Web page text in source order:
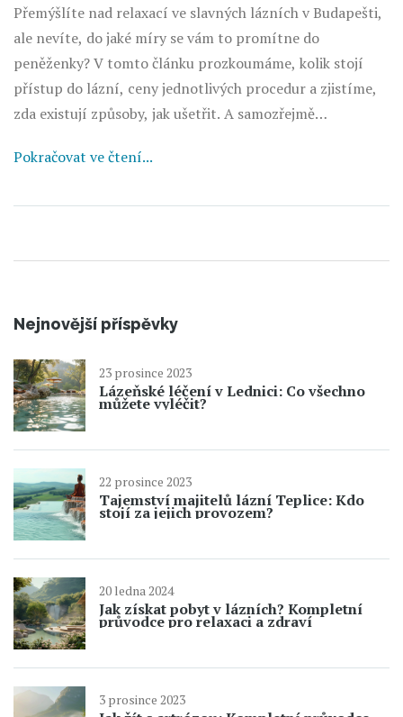
Přemýšlíte nad relaxací ve slavných lázních v Budapešti,
ale nevíte, do jaké míry se vám to promítne do
peněženky? V tomto článku prozkoumáme, kolik stojí
přístup do lázní, ceny jednotlivých procedur a zjistíme,
zda existují způsoby, jak ušetřit. A samozřejmě
maximum a případně na útulnou přihrávku z mého
Pokračovat ve čtení...
Nejnovější příspěvky
23 prosince 2023
Lázeňské léčení v Lednici: Co všechno
můžete vyléčit?
22 prosince 2023
Tajemství majitelů lázní Teplice: Kdo
stojí za jejich provozem?
20 ledna 2024
Jak získat pobyt v lázních? Kompletní
průvodce pro relaxaci a zdraví
3 prosince 2023